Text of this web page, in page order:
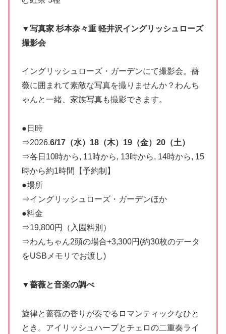
▼写真家 杉本奈々重 軽井沢イングリッシュローズ
撮影会
イングリッシュローズ・ガーデンにて撮影会。薔
薇に囲まれて素敵な写真を撮りませんか？わんち
ゃんと一緒、家族写真も撮影できます。
●日時
⇒2026.6/17（水）18（木）19（金）20（土）
⇒各日10時から, 11時から, 13時から, 14時から, 15
時から約1時間【予約制】
●場所
⇒イングリッシュローズ・ガーデンほか
●料金
⇒19,800円（入園料別）
⇒わんちゃん2頭の場合+3,300円(約30枚のデータ
をUSBメモリでお渡し)
▼薔薇と音楽の調べ
旋律と薔薇の香りが奏でるロマンティックなひと
とき。アイリッシュハープとチェロの二重奏ライ